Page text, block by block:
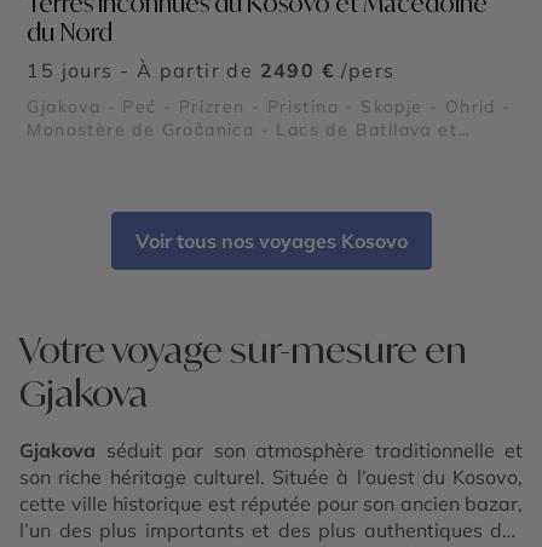
du Nord
15 jours - À partir de 2490 € /pers
Gjakova - Peć - Prizren - Pristina - Skopje - Ohrid -
Monastère de Gračanica - Lacs de Batllava et
Mehmet Fatih - Forteresse de Prizren - Pont de
pierre de Prizren - Monastère Visoki Dečani - Parc
national de Rugova - Lac d’Ohrid et monastère
Skopje et vieille ville - Monastère de Treskavec
Voir tous nos voyages Kosovo
Votre voyage sur-mesure en
Gjakova
Gjakova séduit par son atmosphère traditionnelle et
son riche héritage culturel. Située à l’ouest du Kosovo,
cette ville historique est réputée pour son ancien bazar,
l’un des plus importants et des plus authentiques des